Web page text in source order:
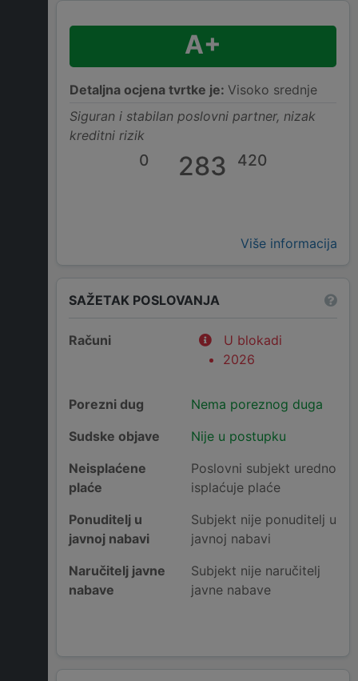
A+
Detaljna ocjena tvrtke je: Visoko srednje
Siguran i stabilan poslovni partner, nizak
kreditni rizik
0 283 420
Više informacija
SAŽETAK POSLOVANJA
Računi
U blokadi
2026
Porezni dug
Nema poreznog duga
Sudske objave
Nije u postupku
Neisplaćene
plaće
Poslovni subjekt uredno
isplaćuje plaće
Ponuditelj u
javnoj nabavi
Subjekt nije ponuditelj u
javnoj nabavi
Naručitelj javne
nabave
Subjekt nije naručitelj
javne nabave